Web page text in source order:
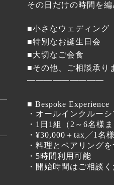
その日だけの時間を編
■小さなウェディング
■特別なお誕生日会
■大切なご会食
■その他、ご相談承り
━━━━━━━━━
■ Bespoke Experience
・オールインクルーシ
・1日1組（2～6名様
・¥30,000＋tax╱1名様
・料理とペアリングを
・5時間利用可能
・開始時間はご相談